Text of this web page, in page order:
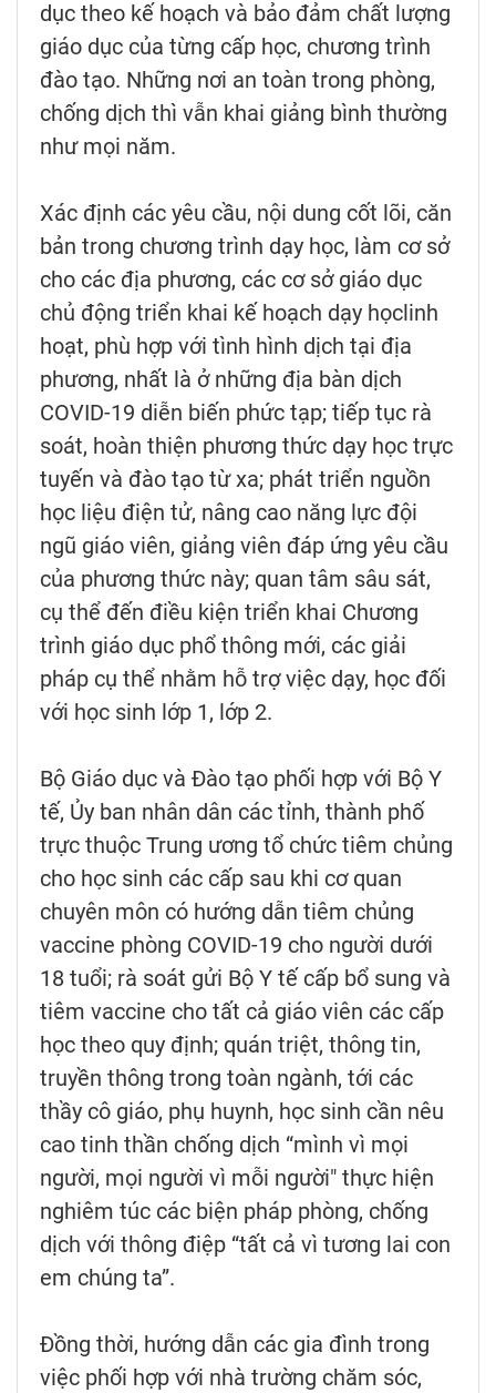
dục theo kế hoạch và bảo đảm chất lượng
giáo dục của từng cấp học, chương trình
đào tạo. Những nơi an toàn trong phòng,
chống dịch thì vẫn khai giảng bình thường
như mọi năm.
Xác định các yêu cầu, nội dung cốt lõi, căn
bản trong chương trình dạy học, làm cơ sở
cho các địa phương, các cơ sở giáo dục
chủ động triển khai kế hoạch dạy họclinh
hoạt, phù hợp với tình hình dịch tại địa
phương, nhất là ở những địa bàn dịch
COVID-19 diễn biến phức tạp; tiếp tục rà
soát, hoàn thiện phương thức dạy học trực
tuyến và đào tạo từ xa; phát triển nguồn
học liệu điện tử, nâng cao năng lực đội
ngũ giáo viên, giảng viên đáp ứng yêu cầu
của phương thức này; quan tâm sâu sát,
cụ thể đến điều kiện triển khai Chương
trình giáo dục phổ thông mới, các giải
pháp cụ thể nhằm hỗ trợ việc dạy, học đối
với học sinh lớp 1, lớp 2.
Bộ Giáo dục và Đào tạo phối hợp với Bộ Y
tế, Ủy ban nhân dân các tỉnh, thành phố
trực thuộc Trung ương tổ chức tiêm chủng
cho học sinh các cấp sau khi cơ quan
chuyên môn có hướng dẫn tiêm chủng
vaccine phòng COVID-19 cho người dưới
18 tuổi; rà soát gửi Bộ Y tế cấp bổ sung và
tiêm vaccine cho tất cả giáo viên các cấp
học theo quy định; quán triệt, thông tin,
truyền thông trong toàn ngành, tới các
thầy cô giáo, phụ huynh, học sinh cần nêu
cao tinh thần chống dịch “mình vì mọi
người, mọi người vì mỗi người" thực hiện
nghiêm túc các biện pháp phòng, chống
dịch với thông điệp “tất cả vì tương lai con
em chúng ta”.
Đồng thời, hướng dẫn các gia đình trong
việc phối hợp với nhà trường chăm sóc,